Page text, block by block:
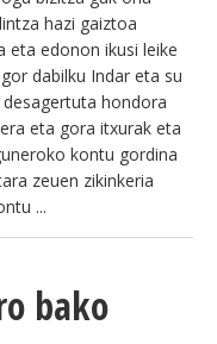
hazi gaiztoa
eta edonon ikusi leike
dabilku Indar eta su
hondora
eta gora itxurak eta
kontu gordina
zeuen zikinkeria
...
bako